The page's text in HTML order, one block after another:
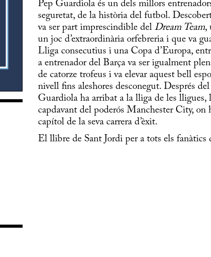
Pep Guardiola és un dels millors
seguretat, de la història del futbol.
va ser part imprescindible del Dream Team,
un joc d’extraordinària orfebreria i que va
Lliga consecutius i una Copa d’Europa,
a entrenador del Barça va ser igualment
de catorze trofeus i va elevar aquest bell
nivell fins aleshores desconegut. Després del
Guardiola ha arribat a la lliga de les lligues,
capdavant del poderós Manchester City, on
capítol de la seva carrera d’èxit.
El llibre de Sant Jordi per a tots els fanàtics